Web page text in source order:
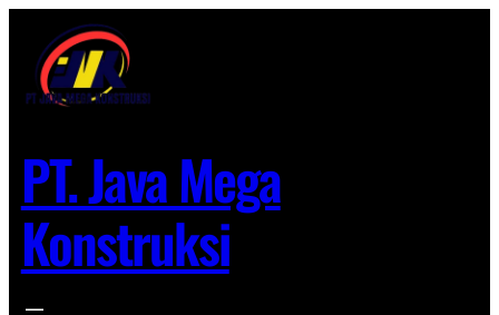
konten
PT. Java Mega
Konstruksi